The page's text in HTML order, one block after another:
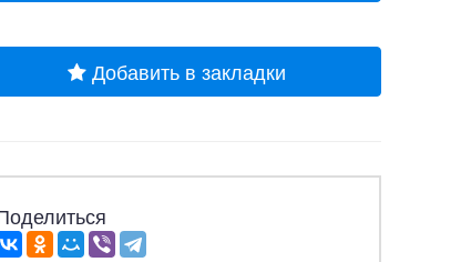
Добавить в закладки